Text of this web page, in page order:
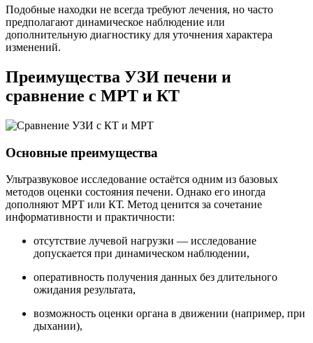
Подобные находки не всегда требуют лечения, но часто
предполагают динамическое наблюдение или
дополнительную диагностику для уточнения характера
изменений.
Преимущества УЗИ печени и
сравнение с МРТ и КТ
Основные преимущества
Ультразвуковое исследование остаётся одним из базовых
методов оценки состояния печени. Однако его иногда
дополняют МРТ или КТ. Метод ценится за сочетание
информативности и практичности:
отсутствие лучевой нагрузки — исследование
допускается при динамическом наблюдении,
оперативность получения данных без длительного
ожидания результата,
возможность оценки органа в движении (например, при
дыхании),